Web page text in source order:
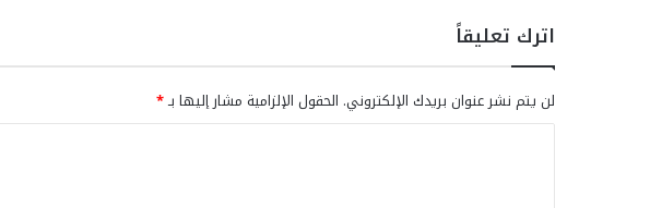
اترك تعليقاً
لن يتم نشر عنوان بريدك الإلكتروني. الحقول الإلزامية مشار إليها بـ*